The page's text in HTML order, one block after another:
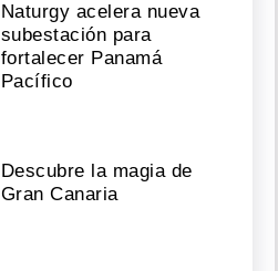
Naturgy acelera nueva
subestación para
fortalecer Panamá
Pacífico
Descubre la magia de
Gran Canaria